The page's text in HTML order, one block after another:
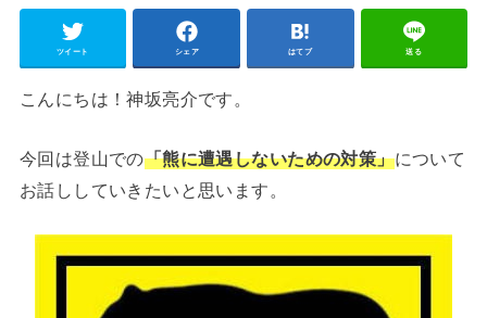
ツイート シェア はてブ 送る
こんにちは！神坂亮介です。
今回は登山での「熊に遭遇しないための対策」について
お話ししていきたいと思います。